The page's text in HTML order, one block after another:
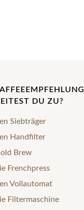
DU ZU?
Siebträger
Handfilter
Brew
Frenchpress
Vollautomat
Filtermaschine